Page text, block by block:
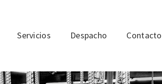
Servicios Despacho Contacto